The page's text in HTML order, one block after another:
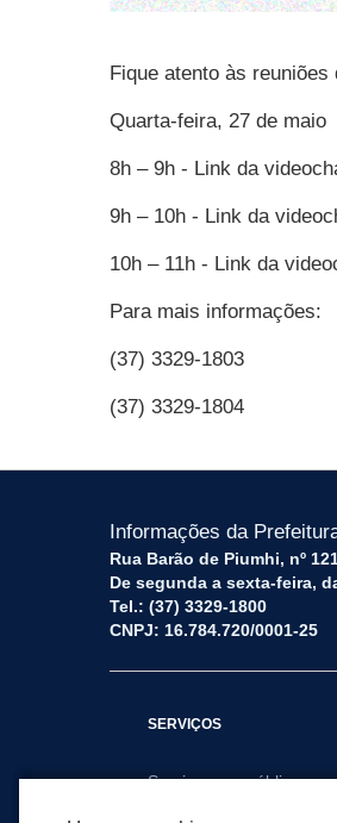
Fique atento às reuniões
Quarta-feira, 27 de maio
8h – 9h - Link da
9h – 10h - Link da
10h – 11h - Link da
Para mais informações:
(37) 3329-1803
(37) 3329-1804
Informações da
Rua Barão de Piumhi, nº
De segunda a sexta-feira,
Tel.: (37) 3329-1800
CNPJ: 16.784.720/0001-25
SERVIÇOS
Serviços por público